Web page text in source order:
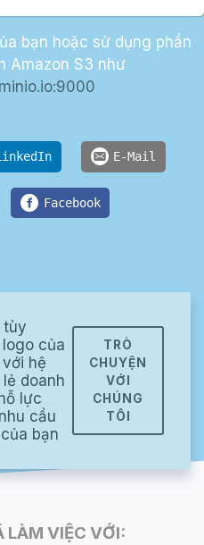
bạn hoặc sử dụng phần
Amazon S3 như
E-Mail
Facebook
tùy
của
hệ
doanh
lực
cầu
bạn
TRÒ
CHUYỆN
VỚI
CHÚNG
TÔI
LÀM VIỆC VỚI: